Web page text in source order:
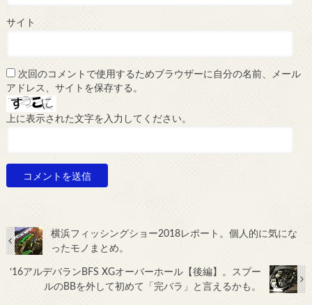
サイト
次回のコメントで使用するためブラウザーに自分の名前、メール
アドレス、サイトを保存する。
上に表示された文字を入力してください。
横浜フィッシングショー2018レポート。個人的に気にな
ったモノまとめ。
‘16アルデバランBFS XGオーバーホール【後編】。スプー
ルのBBを外して初めて「完バラ」と言えるかも。